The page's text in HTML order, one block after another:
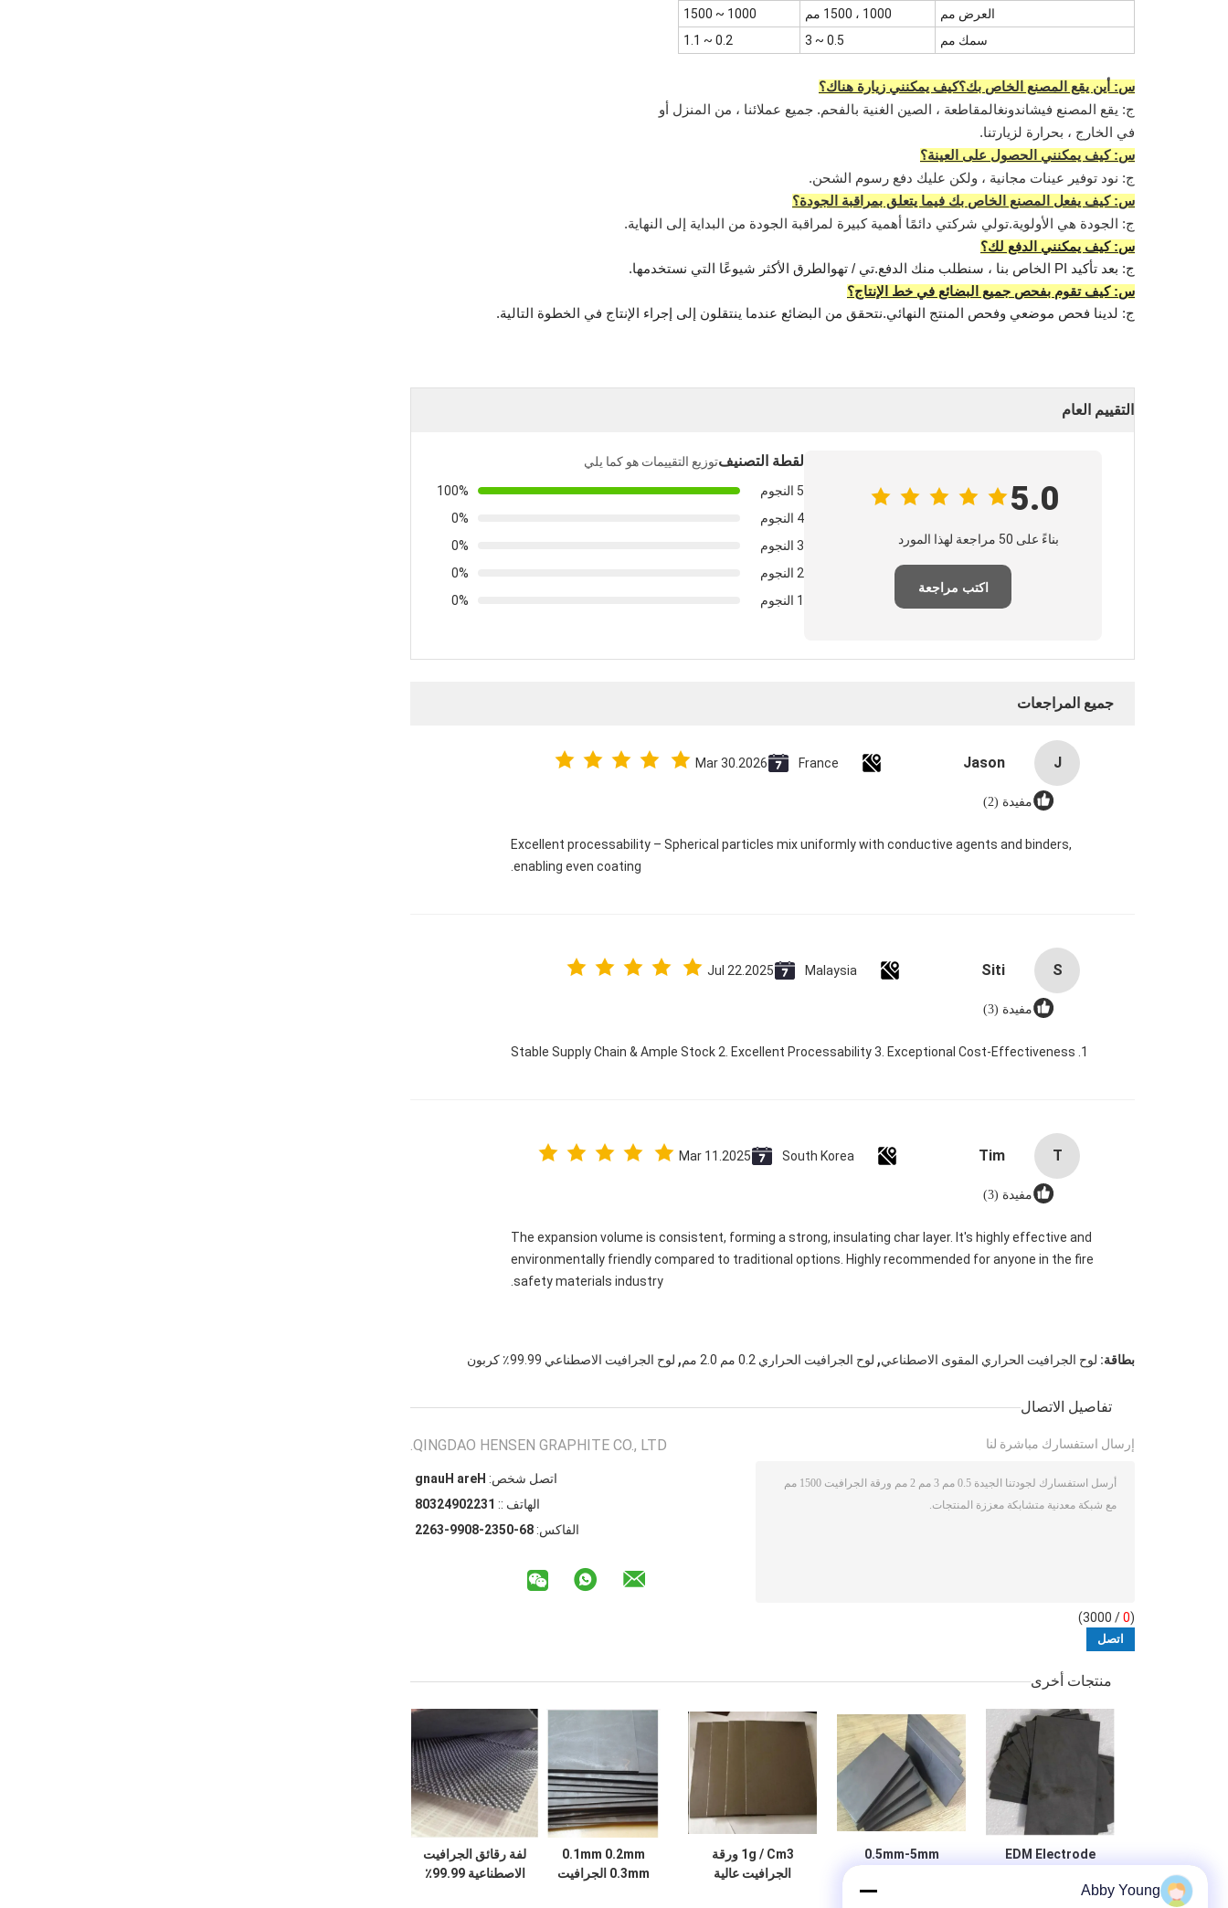
العرض مم
1000 ، 1500 مم
1000 ~ 1500
سمك مم
0.5 ~ 3
0.2 ~ 1.1
س: أين يقع المصنع الخاص بك؟كيف يمكنني زيارة هناك؟
ج: يقع المصنع فيشاندونغالمقاطعة ، الصين الغنية بالفحم. جميع عملائنا ، من المنزل أو
في الخارج ، بحرارة لزيارتنا.
س: كيف يمكنني الحصول على العينة؟
ج: نود توفير عينات مجانية ، ولكن عليك دفع رسوم الشحن.
س: كيف يفعل المصنع الخاص بك فيما يتعلق بمراقبة الجودة؟
ج: الجودة هي الأولوية.تولي شركتي دائمًا أهمية كبيرة لمراقبة الجودة من البداية إلى النهاية.
س: كيف يمكنني الدفع لك؟
ج: بعد تأكيد PI الخاص بنا ، سنطلب منك الدفع.تي / ت
هو الطرق الأكثر شيوعًا التي نستخدمها.
س: كيف تقوم بفحص جميع البضائع في خط الإنتاج؟
ج: لدينا فحص موضعي وفحص المنتج النهائي.نتحقق من البضائع عندما ينتقلون إلى إجراء الإنتاج في الخطوة التالية.
التقييم العام
5.0
بناءً على 50 مراجعة لهذا المورد
اكتب مراجعة
لقطة التصنيفتوزيع التقييمات هو كما يلي
5 النجوم
100%
4 النجوم
0%
3 النجوم
0%
2 النجوم
0%
1 النجوم
0%
جميع المراجعات
J
Jason
France
Mar 30.2026
مفيدة (2)
Excellent processability – Spherical particles mix uniformly with conductive agents and binders,
enabling even coating.
S
Siti
Malaysia
Jul 22.2025
مفيدة (3)
1. Stable Supply Chain & Ample Stock 2. Excellent Processability 3. Exceptional Cost-Effectiveness
T
Tim
South Korea
Mar 11.2025
مفيدة (3)
The expansion volume is consistent, forming a strong, insulating char layer. It's highly effective and
environmentally friendly compared to traditional options. Highly recommended for anyone in the fire
safety materials industry.
بطاقة: لوح الجرافيت الحراري المقوى الاصطناعي, لوح الجرافيت الحراري 0.2 مم 2.0 مم , لوح الجرافيت الاصطناعي 99.99٪ كربون
تفاصيل الاتصال
QINGDAO HENSEN GRAPHITE CO., LTD.
اتصل شخص: Hera Huang
الهاتف :: 13220942308
الفاكس: 86-0532-8099-3622
إرسال استفسارك مباشرة لنا
(
0
/ 3000)
منتجات أخرى
EDM Electrode
0.5mm-5mm
القطب 1000mm
1g / Cm3 ورقة
الجرافيت عالية
0.1mm 0.2mm
0.3mm الجرافيت
لفة رقائق الجرافيت
الاصطناعية 99.99٪
Abby Young